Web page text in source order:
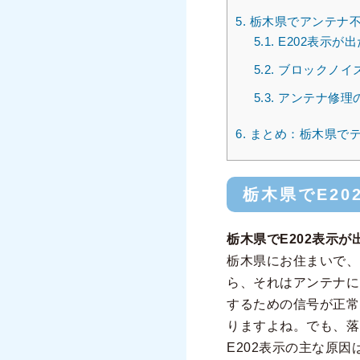
5. 栃木県でアンテナ
5.1. E202表示が
5.2. ブロックノイ
5.3. アンテナ修理
6. まとめ：栃木県で
栃木県で
栃木県でE202表示が
栃木県にお住まいで
ら、それはアンテナ
するための信号が正
りますよね。でも、
E202表示の主な原因